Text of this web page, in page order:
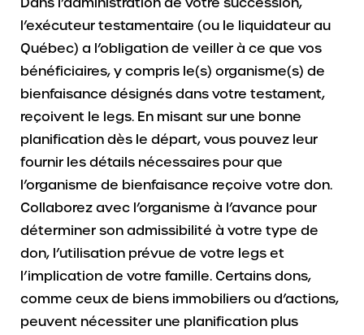
l’exécuteur testamentaire (ou le liquidateur au
Québec) a l’obligation de veiller à ce que vos
bénéficiaires, y compris le(s) organisme(s) de
bienfaisance désignés dans votre testament,
reçoivent le legs. En misant sur une bonne
planification dès le départ, vous pouvez leur
fournir les détails nécessaires pour que
l’organisme de bienfaisance reçoive votre don.
Collaborez avec l’organisme à l’avance pour
déterminer son admissibilité à votre type de
don, l’utilisation prévue de votre legs et
l’implication de votre famille. Certains dons,
comme ceux de biens immobiliers ou d’actions,
peuvent nécessiter une planification plus